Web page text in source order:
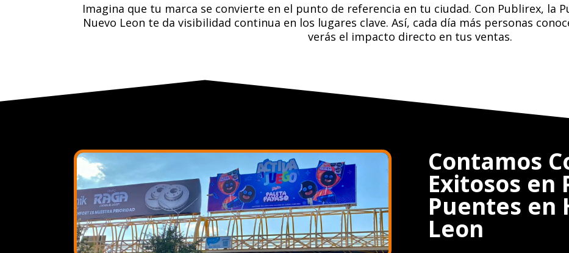
Imagina que tu marca se convierte en el punto de referencia en tu ciudad. Con Publirex, la
Nuevo Leon te da visibilidad continua en los lugares clave. Así, cada día más personas
verás el impacto directo en tus ventas.
Contamos
Exitosos en
Puentes en
Leon